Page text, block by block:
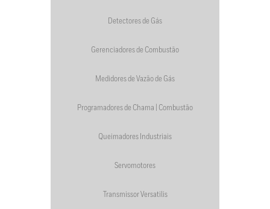
Detectores de Gás
Gerenciadores de Combustão
Medidores de Vazão de Gás
Programadores de Chama | Combustão
Queimadores Industriais
Servomotores
Transmissor Versatilis